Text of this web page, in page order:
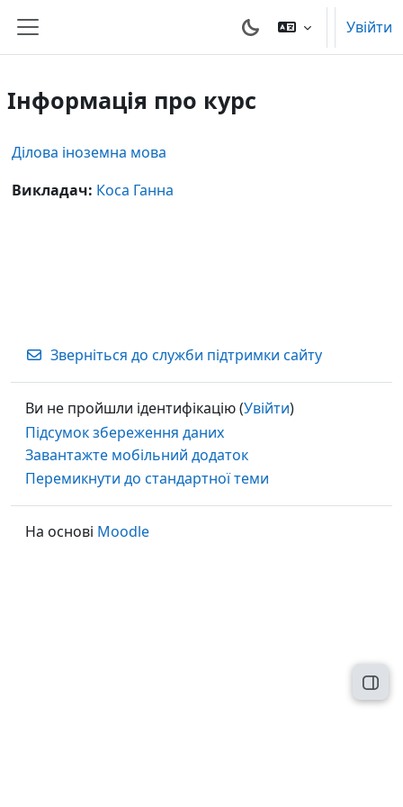
Бокова панель
Увійти
Інформація про курс
Ділова іноземна мова
Викладач: Коса Ганна
Зверніться до служби підтримки сайту
Ви не пройшли ідентифікацію (Увійти)
Підсумок збереження даних
Завантажте мобільний додаток
Перемикнути до стандартної теми
На основі Moodle